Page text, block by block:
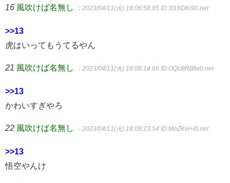
16 風吹けば名無し ：2023/04/11(火) 18:06:58.85 ID:3l16DKi90.net
>>13
虎はいってもうてるやん
21 風吹けば名無し ：2023/04/11(火) 18:08:14.66 ID:OQcBRBfw0.net
>>13
かわいすぎやろ
22 風吹けば名無し ：2023/04/11(火) 18:08:23.54 ID:MnZKvi+I0.net
>>13
悟空やんけ